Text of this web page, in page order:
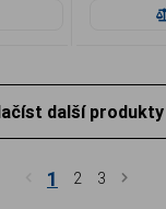
další produkty
1 2 3